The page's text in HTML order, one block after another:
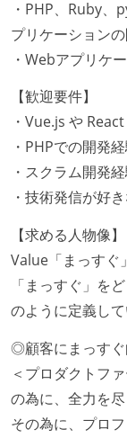
・PHP、Ruby
プリケーション
・Webアプリケ
【歓迎要件】
・Vue.js や
・PHPでの開発
・スクラム開発
・技術発信が好
【求める人物像】
Value「まっすぐ
「まっすぐ」を
のように定義して
◎顧客にまっすぐ
＜プロダクトフ
の為に、全力を尽
その為に、プロ